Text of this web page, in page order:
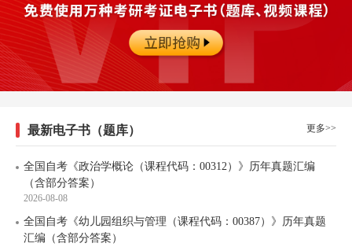
更多>>
最新电子书（题库）
全国自考《政治学概论（课程代码：00312）》历年真题汇编
（含部分答案）
2026-08-08
全国自考《幼儿园组织与管理（课程代码：00387）》历年真题
汇编（含部分答案）